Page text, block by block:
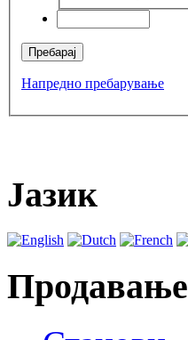
Напредно пребарување
Јазик
Продавање